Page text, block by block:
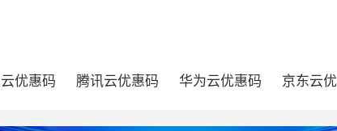
优惠码 腾讯云优惠码 华为云优惠码 京东云